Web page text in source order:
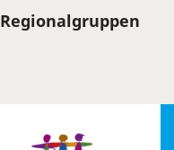
Regionalgruppen